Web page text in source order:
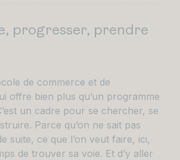
progresser, prendre
de commerce et de
offre bien plus qu’un programme
un cadre pour se chercher, se
Parce qu’on ne sait pas
suite, ce que l’on veut faire, ici,
de trouver sa voie. Et d’y aller